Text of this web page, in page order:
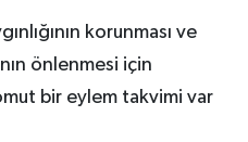
korunması ve
önlenmesi için
bir eylem takvimi var